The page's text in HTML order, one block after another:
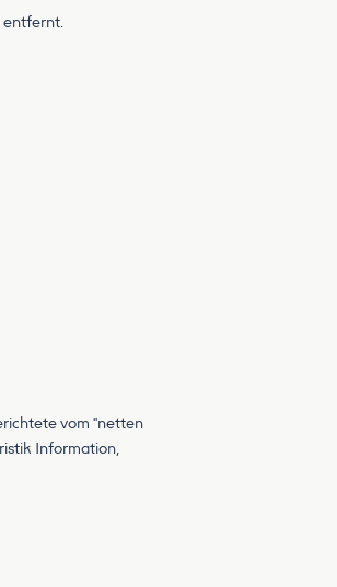
entfernt.
vom "netten
Information,